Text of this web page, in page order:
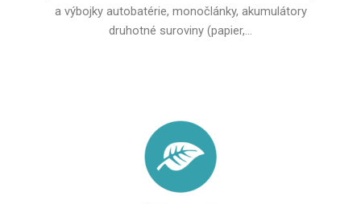
a výbojky autobatérie, monočlánky, akumulátory
druhotné suroviny (papier,...